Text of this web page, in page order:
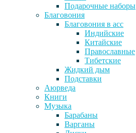
Подарочные наборы
Благовония
Благовония в асс
Индийские
Китайские
Православные
Тибетские
Жидкий дым
Подставки
Аюрведа
Книги
Музыка
Барабаны
Варганы